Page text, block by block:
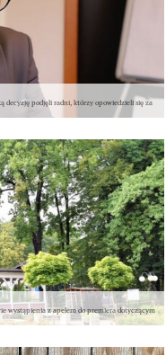
decyzję podjęli radni, którzy opowiedzieli się za
wystąpienia z apelem do premiera dotyczącym